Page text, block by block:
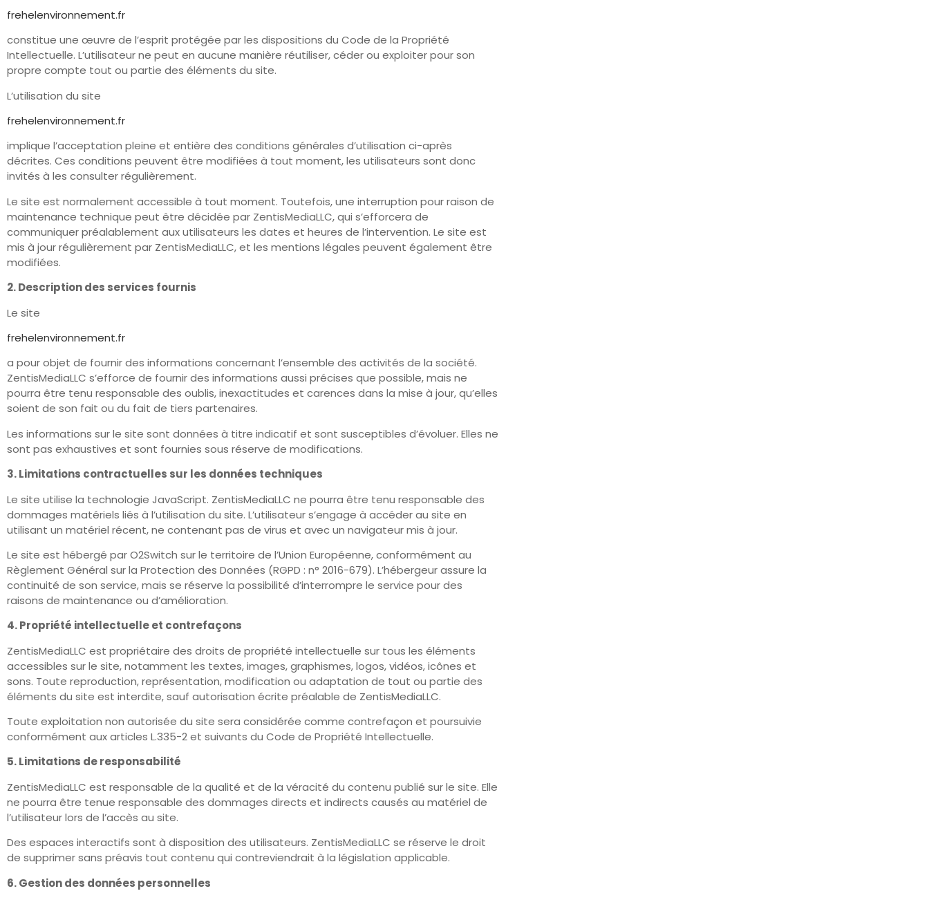
frehelenvironnement.fr
constitue une œuvre de l’esprit protégée par les dispositions du Code de la Propriété
Intellectuelle. L’utilisateur ne peut en aucune manière réutiliser, céder ou exploiter pour son
propre compte tout ou partie des éléments du site.
L’utilisation du site
frehelenvironnement.fr
implique l’acceptation pleine et entière des conditions générales d’utilisation ci-après
décrites. Ces conditions peuvent être modifiées à tout moment, les utilisateurs sont donc
invités à les consulter régulièrement.
Le site est normalement accessible à tout moment. Toutefois, une interruption pour raison de
maintenance technique peut être décidée par ZentisMediaLLC, qui s’efforcera de
communiquer préalablement aux utilisateurs les dates et heures de l’intervention. Le site est
mis à jour régulièrement par ZentisMediaLLC, et les mentions légales peuvent également être
modifiées.
2. Description des services fournis
Le site
frehelenvironnement.fr
a pour objet de fournir des informations concernant l’ensemble des activités de la société.
ZentisMediaLLC s’efforce de fournir des informations aussi précises que possible, mais ne
pourra être tenu responsable des oublis, inexactitudes et carences dans la mise à jour, qu’elles
soient de son fait ou du fait de tiers partenaires.
Les informations sur le site sont données à titre indicatif et sont susceptibles d’évoluer. Elles ne
sont pas exhaustives et sont fournies sous réserve de modifications.
3. Limitations contractuelles sur les données techniques
Le site utilise la technologie JavaScript. ZentisMediaLLC ne pourra être tenu responsable des
dommages matériels liés à l’utilisation du site. L’utilisateur s’engage à accéder au site en
utilisant un matériel récent, ne contenant pas de virus et avec un navigateur mis à jour.
Le site est hébergé par O2Switch sur le territoire de l’Union Européenne, conformément au
Règlement Général sur la Protection des Données (RGPD : n° 2016-679). L’hébergeur assure la
continuité de son service, mais se réserve la possibilité d’interrompre le service pour des
raisons de maintenance ou d’amélioration.
4. Propriété intellectuelle et contrefaçons
ZentisMediaLLC est propriétaire des droits de propriété intellectuelle sur tous les éléments
accessibles sur le site, notamment les textes, images, graphismes, logos, vidéos, icônes et
sons. Toute reproduction, représentation, modification ou adaptation de tout ou partie des
éléments du site est interdite, sauf autorisation écrite préalable de ZentisMediaLLC.
Toute exploitation non autorisée du site sera considérée comme contrefaçon et poursuivie
conformément aux articles L.335-2 et suivants du Code de Propriété Intellectuelle.
5. Limitations de responsabilité
ZentisMediaLLC est responsable de la qualité et de la véracité du contenu publié sur le site. Elle
ne pourra être tenue responsable des dommages directs et indirects causés au matériel de
l’utilisateur lors de l’accès au site.
Des espaces interactifs sont à disposition des utilisateurs. ZentisMediaLLC se réserve le droit
de supprimer sans préavis tout contenu qui contreviendrait à la législation applicable.
6. Gestion des données personnelles